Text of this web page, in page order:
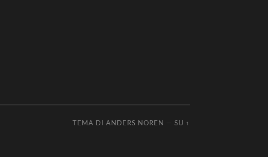
TEMA DI ANDERS NOREN — SU ↑